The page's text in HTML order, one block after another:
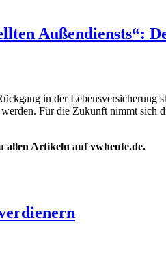
Außendiensts“:
in der Lebensversicherung
Für die Zukunft nimmt sich
allen Artikeln auf vwheute.de.